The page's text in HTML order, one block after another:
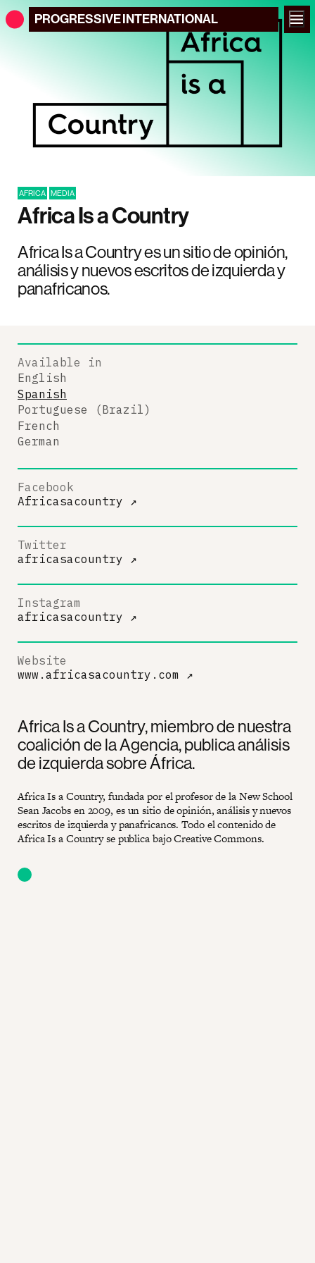
PROGRESSIVEINTERNATIONAL
AFRICA MEDIA
Africa Is a Country
Africa Is a Country es un sitio de opinión,
análisis y nuevos escritos de izquierda y
panafricanos.
Africa Is a Country, miembro de nuestra
coalición de la Agencia, publica análisis
de izquierda sobre África.
Africa Is a Country, fundada por el profesor de la New School
Sean Jacobs en 2009, es un sitio de opinión, análisis y nuevos
escritos de izquierda y panafricanos. Todo el contenido de
Africa Is a Country se publica bajo Creative Commons.
Available in
English
Spanish
Portuguese (Brazil)
French
German
Facebook
Africasacountry ↗
Twitter
africasacountry ↗
Instagram
africasacountry ↗
Website
www.africasacountry.com ↗